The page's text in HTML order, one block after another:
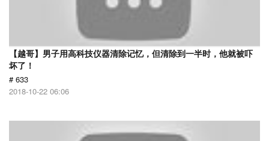
【越哥】男子用高科技仪器清除记忆，但清除到一半时，他就被吓
坏了！
# 633
2018-10-22 06:06